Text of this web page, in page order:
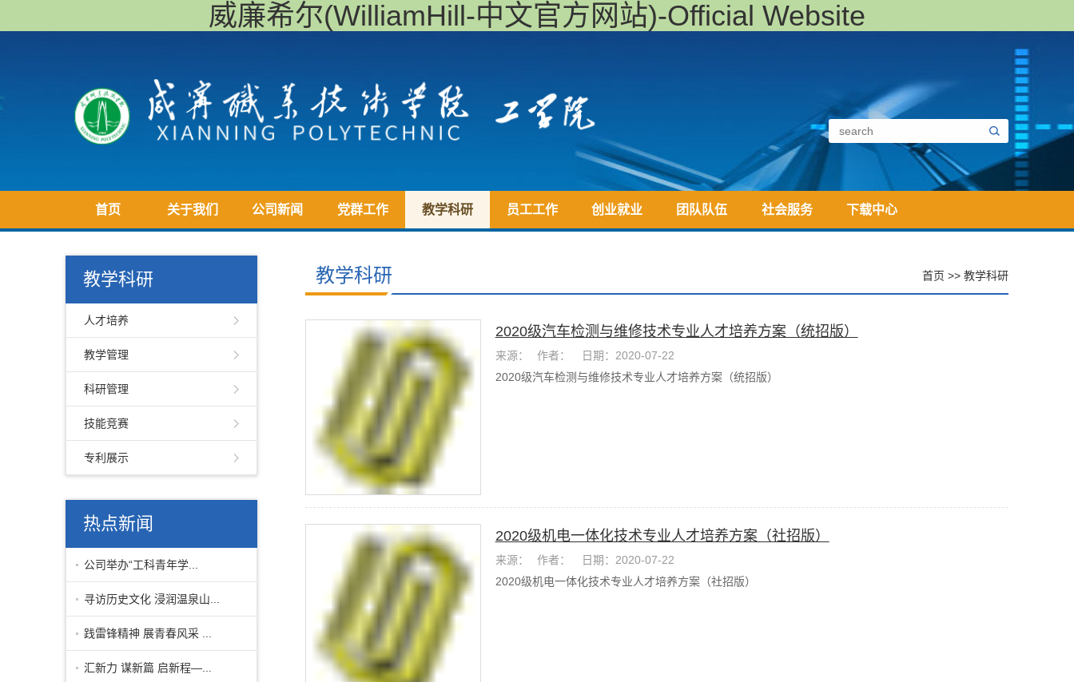
威廉希尔(WilliamHill-中文官方网站)-Official Website
首页 关于我们 公司新闻 党群工作 教学科研 员工工作 创业就业 团队队伍 社会服务 下载中心
教学科研
人才培养
教学管理
科研管理
技能竞赛
专利展示
热点新闻
公司举办“工科青年学...
寻访历史文化 浸润温泉山...
践雷锋精神 展青春风采 ...
汇新力 谋新篇 启新程—...
教学科研 首页 >> 教学科研
2020级汽车检测与维修技术专业人才培养方案（统招版）
来源： 作者：
日期：2020-07-22
2020级汽车检测与维修技术专业人才培养方案（统招版）
2020级机电一体化技术专业人才培养方案（社招版）
来源： 作者：
日期：2020-07-22
2020级机电一体化技术专业人才培养方案（社招版）